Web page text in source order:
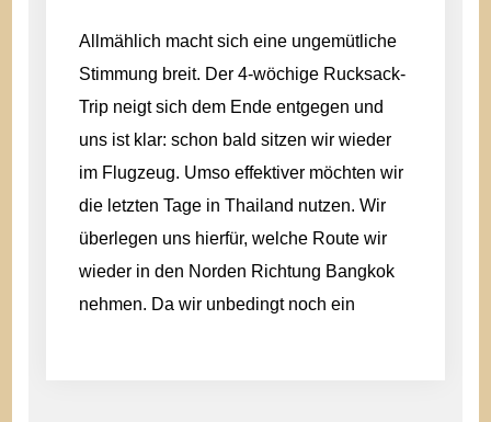
Allmählich macht sich eine ungemütliche
Stimmung breit. Der 4-wöchige Rucksack-
Trip neigt sich dem Ende entgegen und
uns ist klar: schon bald sitzen wir wieder
im Flugzeug. Umso effektiver möchten wir
die letzten Tage in Thailand nutzen. Wir
überlegen uns hierfür, welche Route wir
wieder in den Norden Richtung Bangkok
nehmen. Da wir unbedingt noch ein